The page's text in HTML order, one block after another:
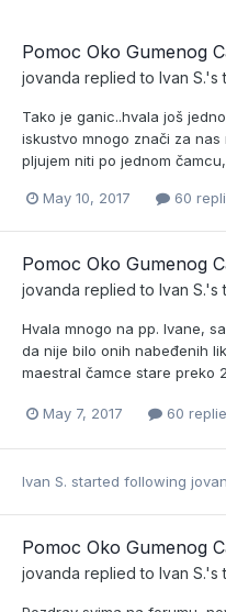
Pomoc Oko Gumenog
jovanda replied to Ivan S.'s
Tako je ganic..hvala još
iskustvo mnogo znači za
pljujem niti po jednom
May 10, 2017 60
Pomoc Oko Gumenog
jovanda replied to Ivan S.'s
Hvala mnogo na pp. Ivane,
da nije bilo onih nabeđenih
maestral čamce stare preko
May 7, 2017 60
Ivan S. started following
Pomoc Oko Gumenog
jovanda replied to Ivan S.'s